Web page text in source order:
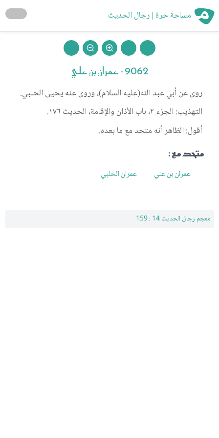
مساحة حرة | رجال الحديث
9062 - عمران بن علي
روى عن أبي عبد الله(عليه السلام)، وروى عنه يحيى الحلبي.
التهذيب: الجزء ٢، باب الأذان والإقامة، الحديث ١٧٦.
أقول: الظاهر أنه متحد مع ما بعده.
متحد مع :
عمران بن علي عمران الحلبي
معجم رجال الحديث 14 : 159